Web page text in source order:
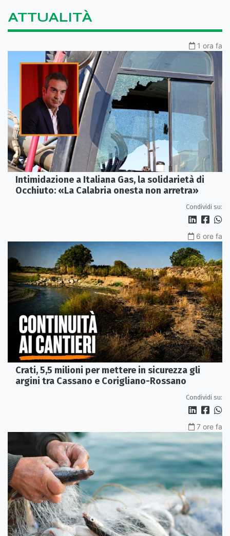
ATTUALITÀ
1 ora fa
Intimidazione a Italiana Gas, la solidarietà di
Occhiuto: «La Calabria onesta non arretra»
Condividi su:
6 ore fa
Crati, 5,5 milioni per mettere in sicurezza gli
argini tra Cassano e Corigliano-Rossano
Condividi su:
7 ore fa